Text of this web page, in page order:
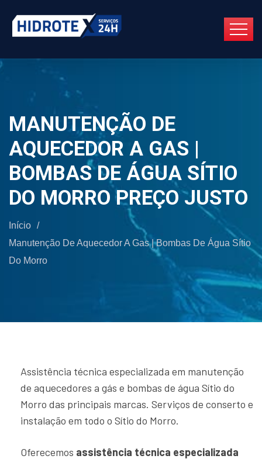
MANUTENÇÃO DE
AQUECEDOR A GAS |
BOMBAS DE ÁGUA SÍTIO
DO MORRO PREÇO JUSTO
Início /
Manutenção De Aquecedor A Gas | Bombas De Água Sítio
Do Morro
Assistência técnica especializada em manutenção
de aquecedores a gás e bombas de água Sítio do
Morro das principais marcas. Serviços de conserto e
instalação em todo o Sítio do Morro.
Oferecemos assistência técnica especializada